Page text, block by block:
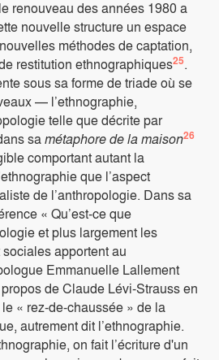
renouveau des années 1980 a
nouvelle structure un espace
méthodes de captation,
restitution ethnographiques25.
sous sa forme de triade où se
— l’ethnographie,
telle que décrite par
samétaphore de la maison26
comportant autant la
que l’aspect
de l’anthropologie. Dans sa
« Qu’est-ce que
et plus largement les
apportent au
Emmanuelle Lallement
de Claude Lévi-Strauss en
« rez-de-chaussée » de la
autrement dit l’ethnographie.
on fait l’écriture d'un